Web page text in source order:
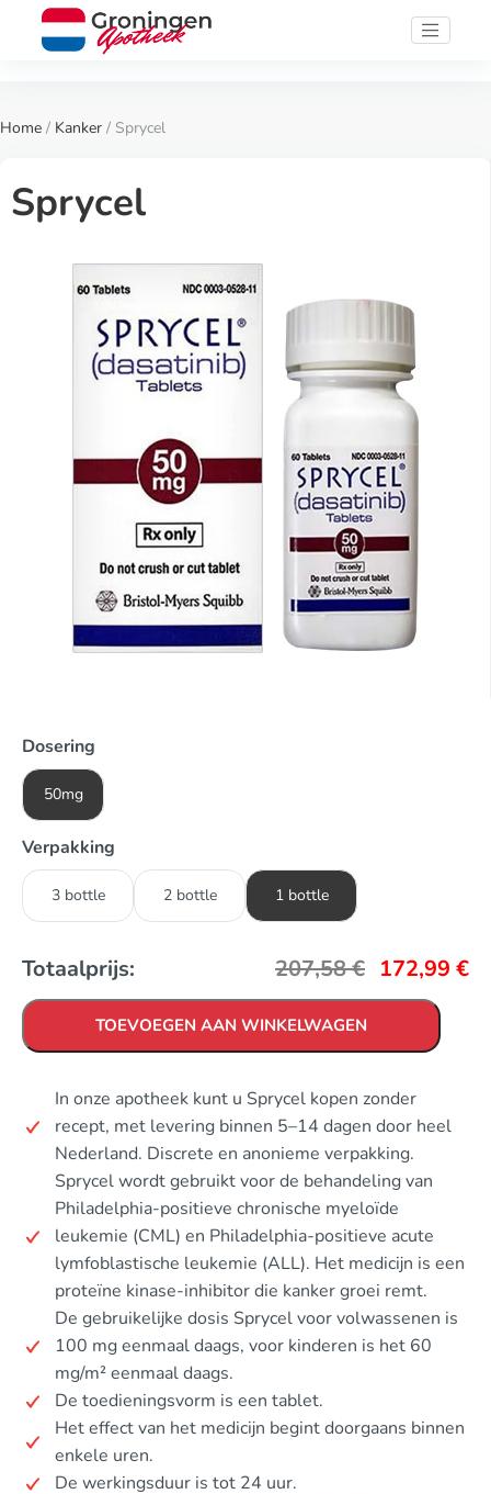
Home / Kanker / Sprycel
Sprycel
Dosering
50mg
Verpakking
3 bottle 2 bottle 1 bottle
Totaalprijs: 207,58€ 172,99 €
TOEVOEGEN AAN WINKELWAGEN
In onze apotheek kunt u Sprycel kopen zonder
recept, met levering binnen 5–14 dagen door heel
Nederland. Discrete en anonieme verpakking.
Sprycel wordt gebruikt voor de behandeling van
Philadelphia-positieve chronische myeloïde
leukemie (CML) en Philadelphia-positieve acute
lymfoblastische leukemie (ALL). Het medicijn is een
proteïne kinase-inhibitor die kanker groei remt.
De gebruikelijke dosis Sprycel voor volwassenen is
100 mg eenmaal daags, voor kinderen is het 60
mg/m² eenmaal daags.
De toedieningsvorm is een tablet.
Het effect van het medicijn begint doorgaans binnen
enkele uren.
De werkingsduur is tot 24 uur.